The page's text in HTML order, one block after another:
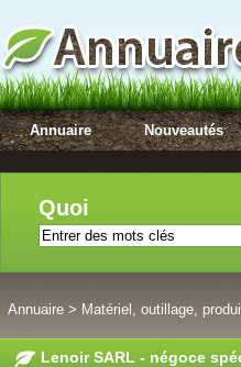
Annuaire Nouveautés
Quoi
Annuaire > Matériel, outillage,
Lenoir SARL - négoce